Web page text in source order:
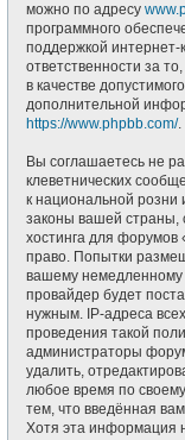
можно по адресу
программного
поддержкой
ответственности за
в качестве
дополнительной
https://www.phpbb.com/.
Вы соглашаетесь не
клеветнических
к национальной розни
законы вашей страны,
хостинга для
право. Попытки
вашему
провайдер будет
нужным. IP-адреса
проведения такой
администраторы
удалить,
любое время по
тем, что введённая
Хотя эта информация